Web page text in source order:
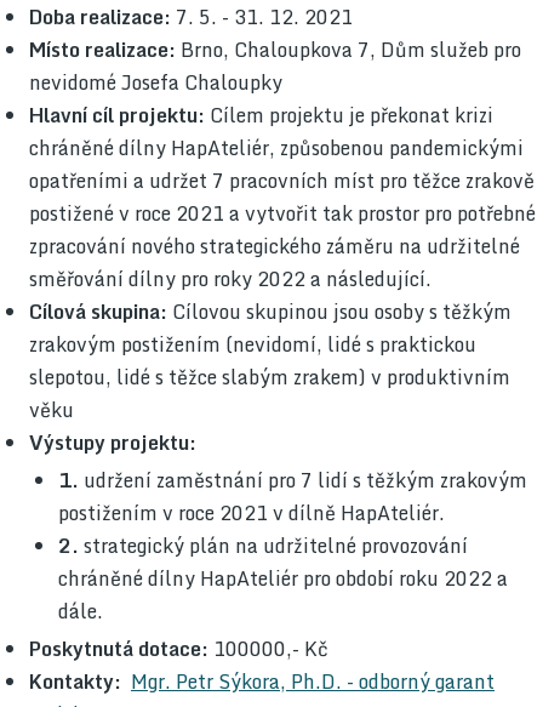
Doba realizace: 7. 5. - 31. 12. 2021
Místo realizace: Brno, Chaloupkova 7, Dům služeb pro
nevidomé Josefa Chaloupky
Hlavní cíl projektu: Cílem projektu je překonat krizi
chráněné dílny HapAteliér, způsobenou pandemickými
opatřeními a udržet 7 pracovních míst pro těžce zrakově
postižené v roce 2021 a vytvořit tak prostor pro potřebné
zpracování nového strategického záměru na udržitelné
směřování dílny pro roky 2022 a následující.
Cílová skupina: Cílovou skupinou jsou osoby s těžkým
zrakovým postižením (nevidomí, lidé s praktickou
slepotou, lidé s těžce slabým zrakem) v produktivním
věku
Výstupy projektu:
1. udržení zaměstnání pro 7 lidí s těžkým zrakovým
postižením v roce 2021 v dílně HapAteliér.
2.strategický plán na udržitelné provozování
chráněné dílny HapAteliér pro období roku 2022 a
dále.
Poskytnutá dotace: 100000,- Kč
Kontakty: Mgr. Petr Sýkora, Ph.D. - odborný garant